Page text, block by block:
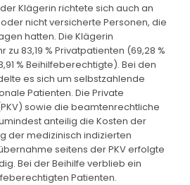
Klägerin richtete sich auch an
nicht versicherte Personen, die
hatten. Die Klägerin
83,19 % Privatpatienten (69,28 %
% Beihilfeberechtigte). Bei den
es sich um selbstzahlende
Patienten. Die Private
sowie die beamtenrechtliche
anteilig die Kosten der
der medizinisch indizierten
seitens der PKV erfolgte
Bei der Beihilfe verblieb ein
Patienten.